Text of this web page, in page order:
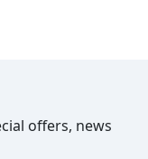
offers, news